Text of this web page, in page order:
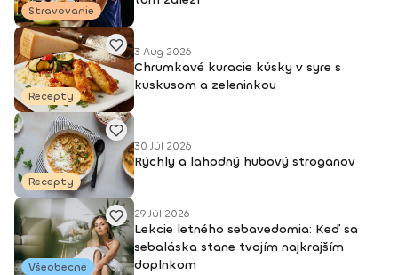
Stravovanie
Recepty
3 Aug 2026
Chrumkavé kuracie kúsky v syre s
kuskusom a zeleninkou
Recepty
30 Júl 2026
Rýchly a lahodný hubový stroganov
Všeobecné
29 Júl 2026
Lekcie letného sebavedomia: Keď sa
sebaláska stane tvojím najkrajším
doplnkom